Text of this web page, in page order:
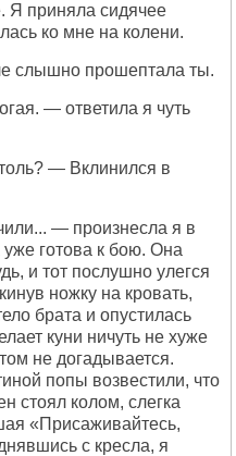
Я приняла сидячее
ко мне на колени.
слышно прошептала ты.
— ответила я чуть
— Вклинился в
— произнесла я в
готова к бою. Она
и тот послушно улегся
ножку на кровать,
брата и опустилась
куни ничуть не хуже
не догадывается.
попы возвестили, что
стоял колом, слегка
«Присаживайтесь,
с кресла, я